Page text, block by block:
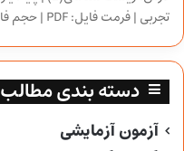
تجربی | فرمت فایل: PDF | حجم فایل: 4مگابایت منتشر…
دسته بندی مطالب
آزمون آزمایشی